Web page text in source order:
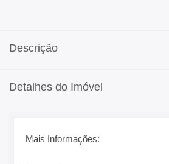
Descrição
Detalhes do Imóvel
Mais Informações: